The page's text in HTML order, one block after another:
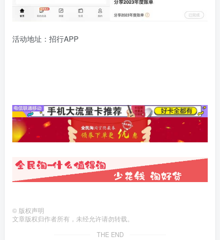
活动地址：招行APP
© 版权声明
文章版权归作者所有，未经允许请勿转载。
THE END